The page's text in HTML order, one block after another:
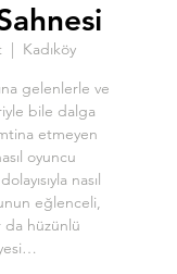
  |
Kadıköy
gelenlerle ve
bile dalga
etmeyen
oyuncu
nasıl
eğlenceli,
hüzünlü